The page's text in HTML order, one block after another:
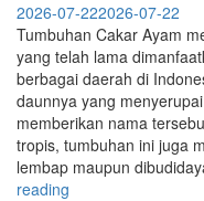
2026-07-222026-07-22
Tumbuhan Cakar Ayam
yang telah lama
berbagai daerah di
daunnya yang
memberikan nama
tropis, tumbuhan ini juga
lembap maupun
reading